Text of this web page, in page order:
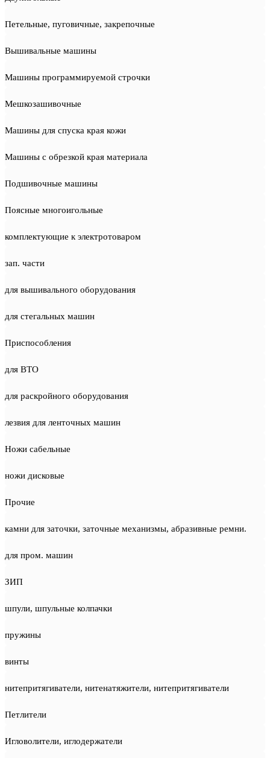
Петельные, пуговичные, закрепочные
Вышивальные машины
Машины программируемой строчки
Мешкозашивочные
Машины для спуска края кожи
Машины с обрезкой края материала
Подшивочные машины
Поясные многоигольные
комплектующие к электротоваром
зап. части
для вышивального оборудования
для стегальных машин
Приспособления
для ВТО
для раскройного оборудования
лезвия для ленточных машин
Ножи сабельные
ножи дисковые
Прочие
камни для заточки, заточные механизмы, абразивные ремни.
для пром. машин
ЗИП
шпули, шпульные колпачки
пружины
винты
нитепритягиватели, нитенатяжители, нитепритягиватели
Петлители
Игловолители, иглодержатели